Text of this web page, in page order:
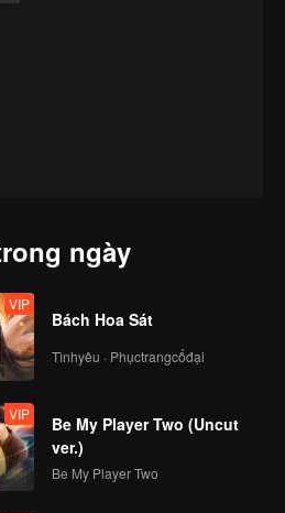
ngày
VIP
Bách Hoa Sát
Tìnhyêu · Phụctrangcổđại
VIP
Be My Player Two (Uncut
ver.)
Be My Player Two